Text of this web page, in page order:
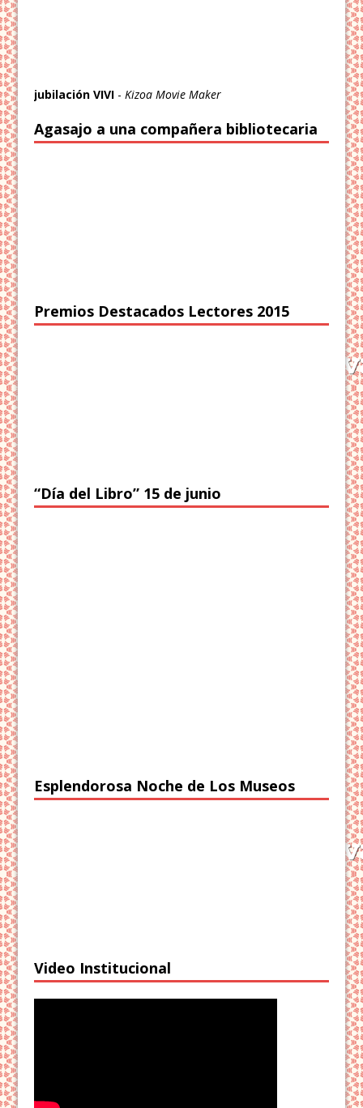
jubilación VIVI -Kizoa Movie Maker
Agasajo a una compañera bibliotecaria
Premios Destacados Lectores 2015
“Día del Libro” 15 de junio
Esplendorosa Noche de Los Museos
Video Institucional